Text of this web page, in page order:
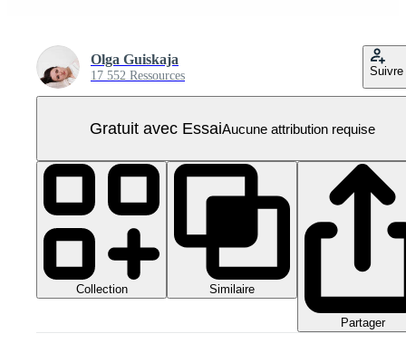
Olga Guiskaja
17 552 Ressources Suivre
Gratuit avec EssaiAucune attribution requise
Collection Similaire
Partager